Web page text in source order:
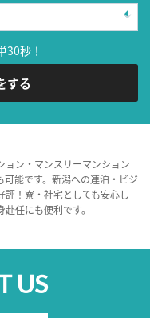
30秒！
する
ョン・マンスリーマンション
能です。新潟への連泊・ビジ
！寮・社宅としても安心し
任にも便利です。
US